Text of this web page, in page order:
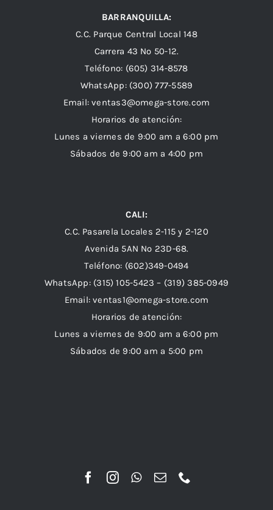
BARRANQUILLA:
C.C. Parque Central Local 148
Carrera 43 Nº 50-12.
Teléfono: (605) 314-8578
WhatsApp: (300) 777-5589
Email: ventas3@omega-store.com
Horarios de atención:
Lunes a viernes de 9:00 am a 6:00 pm
Sábados de 9:00 am a 4:00 pm
CALI:
C.C. Pasarela Locales 2-115 y 2-120
Avenida 5AN Nº 23D-68.
Teléfono: (602)349-0494
WhatsApp: (315) 105-5423 – (319) 385-0949
Email:ventas1@omega-store.com
Horarios de atención:
Lunes a viernes de 9:00 am a 6:00 pm
Sábados de 9:00 am a 5:00 pm